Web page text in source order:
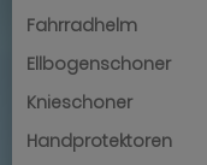
Fahrradhelm
Ellbogenschoner
Knieschoner
Handprotektoren